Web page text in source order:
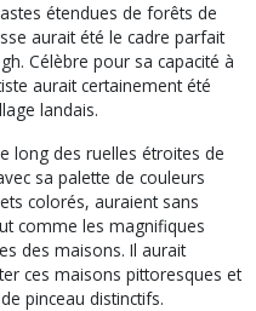
étendues de forêts de
aurait été le cadre parfait
Célèbre pour sa capacité à
aurait certainement été
landais.
long des ruelles étroites de
sa palette de couleurs
colorés, auraient sans
comme les magnifiques
des maisons. Il aurait
ces maisons pittoresques et
pinceau distinctifs.